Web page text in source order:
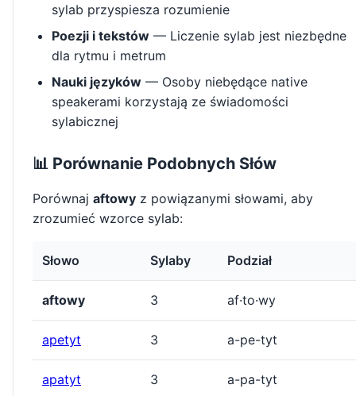
sylab przyspiesza rozumienie
Poezji i tekstów — Liczenie sylab jest niezbędne
dla rytmu i metrum
Nauki języków — Osoby niebędące native
speakerami korzystają ze świadomości
sylabicznej
📊 Porównanie Podobnych Słów
Porównaj aftowy z powiązanymi słowami, aby
zrozumieć wzorce sylab:
Słowo Sylaby Podział
aftowy 3 af·to·wy
apetyt 3 a-pe-tyt
apatyt 3 a-pa-tyt